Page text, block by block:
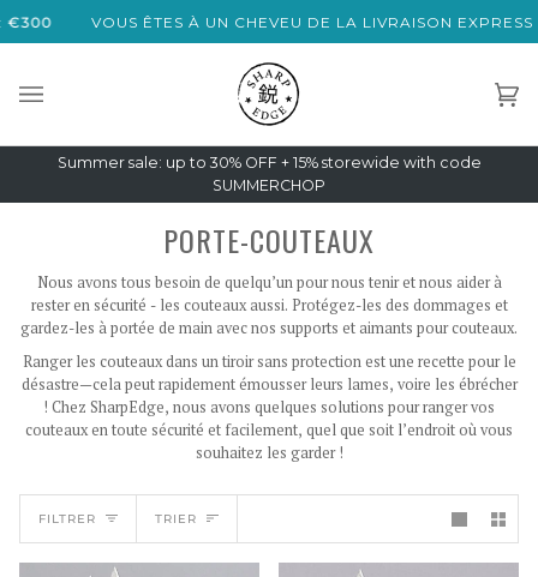
au
VOUS ÊTES À UN CHEVEU DE LA LIVRAISON EXPRESS
Summer sale: up to 30% OFF + 15% storewide with code
SUMMERCHOP
PORTE-COUTEAUX
Nous avons tous besoin de quelqu’un pour nous tenir et nous aider à
rester en sécurité - les couteaux aussi. Protégez-les des dommages et
gardez-les à portée de main avec nos supports et aimants pour couteaux.
Ranger les couteaux dans un tiroir sans protection est une recette pour le
désastre—cela peut rapidement émousser leurs lames, voire les ébrécher
! Chez SharpEdge, nous avons quelques solutions pour ranger vos
couteaux en toute sécurité et facilement, quel que soit l’endroit où vous
souhaitez les garder !
FILTRER TRIER
TRIER